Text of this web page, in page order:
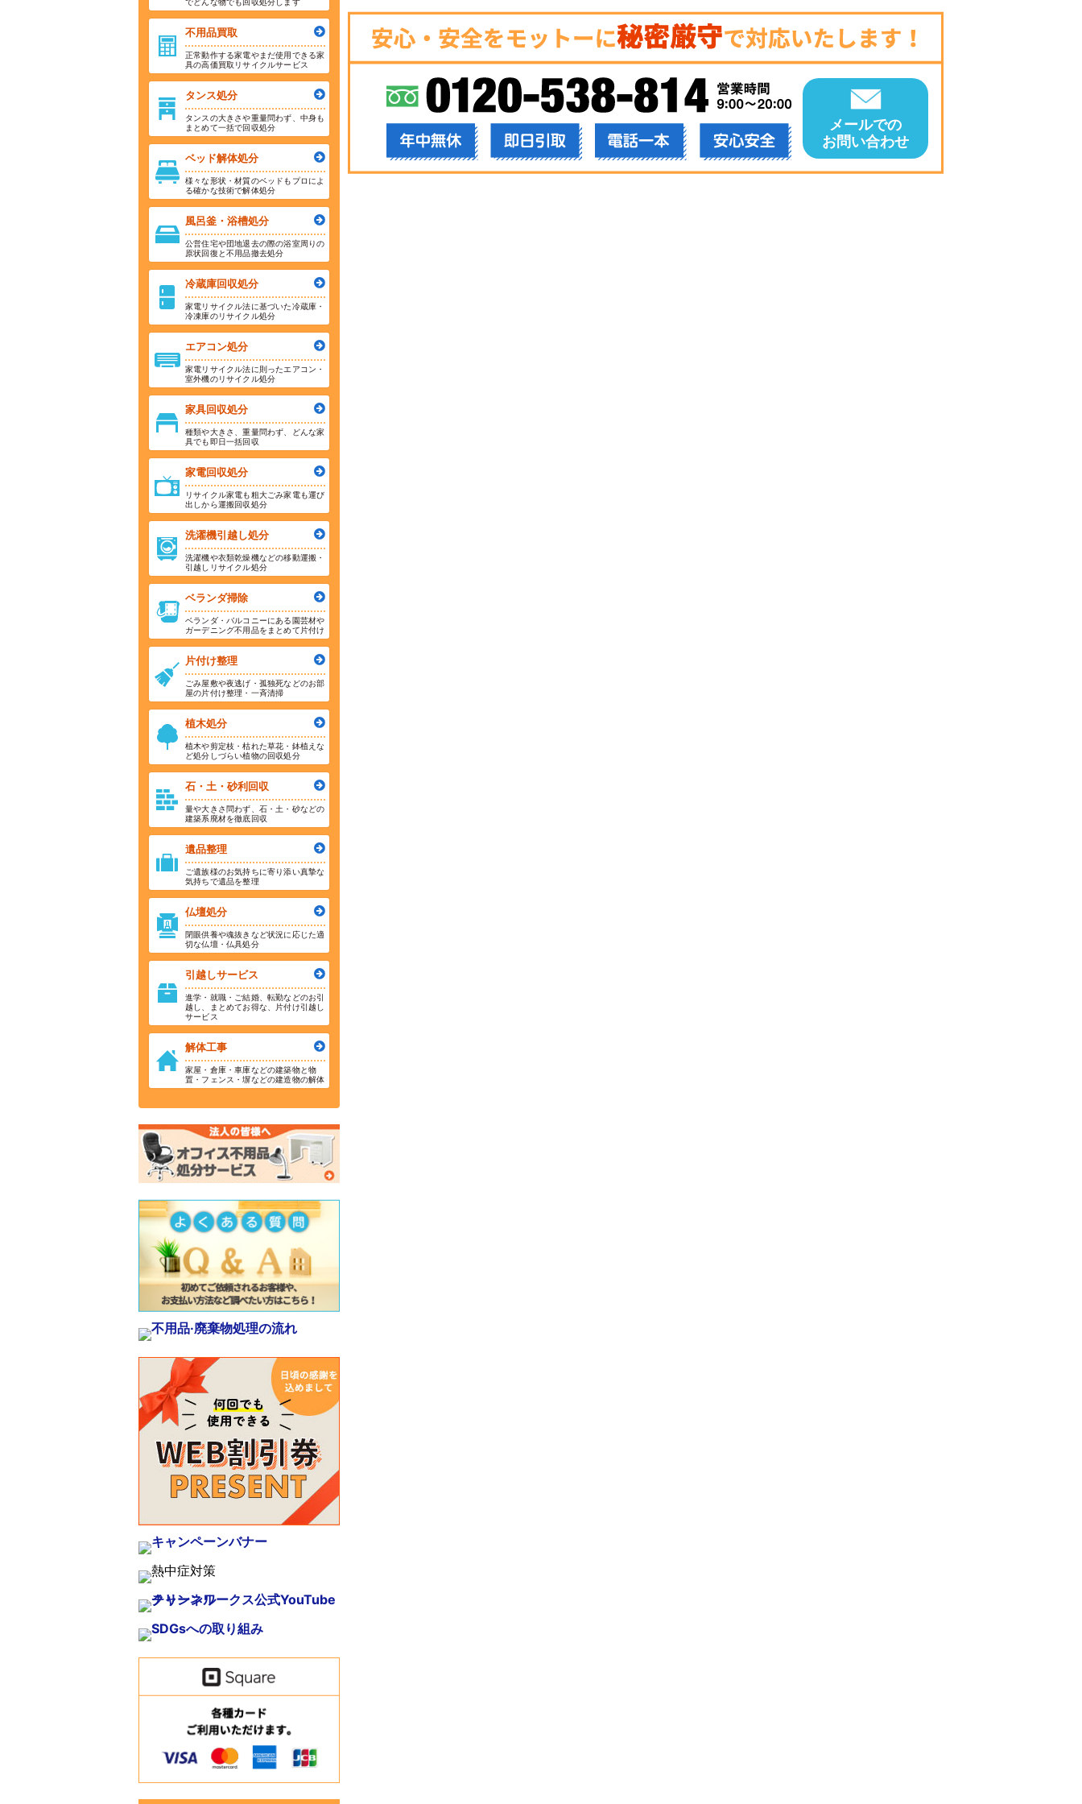
メールでの
お問い合わせ
不用品買取
正常動作する家電やまだ使用できる家
具の高価買取リサイクルサービス
タンス処分
タンスの大きさや重量問わず、中身も
まとめて一括で回収処分
ベッド解体処分
様々な形状・材質のベッドもプロによ
る確かな技術で解体処分
風呂釜・浴槽処分
公営住宅や団地退去の際の浴室周りの
原状回復と不用品撤去処分
冷蔵庫回収処分
家電リサイクル法に基づいた冷蔵庫・
冷凍庫のリサイクル処分
エアコン処分
家電リサイクル法に則ったエアコン・
室外機のリサイクル処分
家具回収処分
種類や大きさ、重量問わず、どんな家
具でも即日一括回収
家電回収処分
リサイクル家電も粗大ごみ家電も運び
出しから運搬回収処分
洗濯機引越し処分
洗濯機や衣類乾燥機などの移動運搬・
引越しリサイクル処分
ベランダ掃除
ベランダ・バルコニーにある園芸材や
ガーデニング不用品をまとめて片付け
片付け整理
ごみ屋敷や夜逃げ・孤独死などのお部
屋の片付け整理・一斉清掃
植木処分
植木や剪定枝・枯れた草花・鉢植えな
ど処分しづらい植物の回収処分
石・土・砂利回収
量や大きさ問わず、石・土・砂などの
建築系廃材を徹底回収
遺品整理
ご遺族様のお気持ちに寄り添い真摯な
気持ちで遺品を整理
仏壇処分
閉眼供養や魂抜きなど状況に応じた適
切な仏壇・仏具処分
引越しサービス
進学・就職・ご結婚、転勤などのお引
越し、まとめてお得な、片付け引越し
サービス
解体工事
家屋・倉庫・車庫などの建築物と物
置・フェンス・塀などの建造物の解体